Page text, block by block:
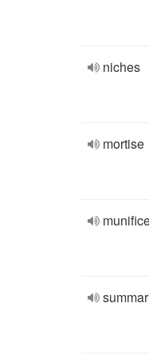
niches
mortise